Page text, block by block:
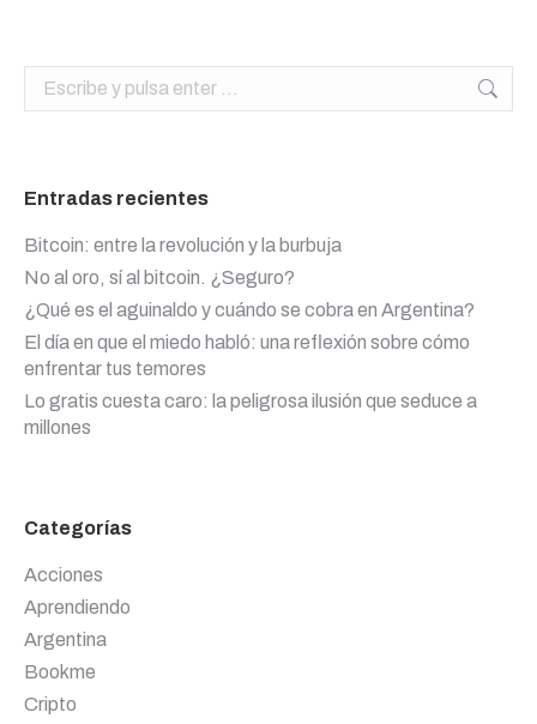
Buscar:
Entradas recientes
Bitcoin: entre la revolución y la burbuja
No al oro, sí al bitcoin. ¿Seguro?
¿Qué es el aguinaldo y cuándo se cobra en Argentina?
El día en que el miedo habló: una reflexión sobre cómo
enfrentar tus temores
Lo gratis cuesta caro: la peligrosa ilusión que seduce a
millones
Categorías
Acciones
Aprendiendo
Argentina
Bookme
Cripto